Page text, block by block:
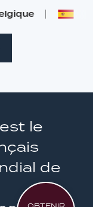
le
de